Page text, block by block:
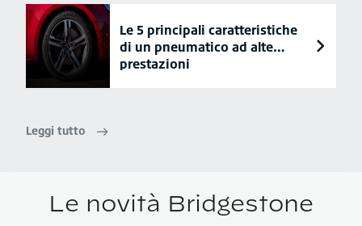
Le 5 principali caratteristiche
di un pneumatico ad alte
prestazioni
Leggi tutto